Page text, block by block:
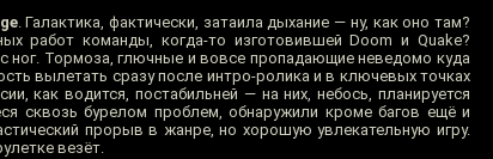
. Галактика, фактически, затаила дыхание — ну, как оно там?
работ команды, когда-то изготовившей Doom и Quake?
ног. Тормоза, глючные и вовсе пропадающие неведомо куда
вылетать сразу после интро-ролика и в ключевых точках
как водится, постабильней — на них, небось, планируется
сквозь бурелом проблем, обнаружили кроме багов ещё и
прорыв в жанре, но хорошую увлекательную игру.
везёт.